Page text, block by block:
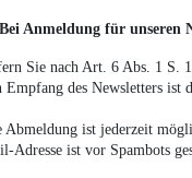
Anmeldung für unseren
Sie nach Art. 6 Abs. 1 S.
Empfang des Newsletters ist
Abmeldung ist jederzeit
Adresse ist vor Spambots